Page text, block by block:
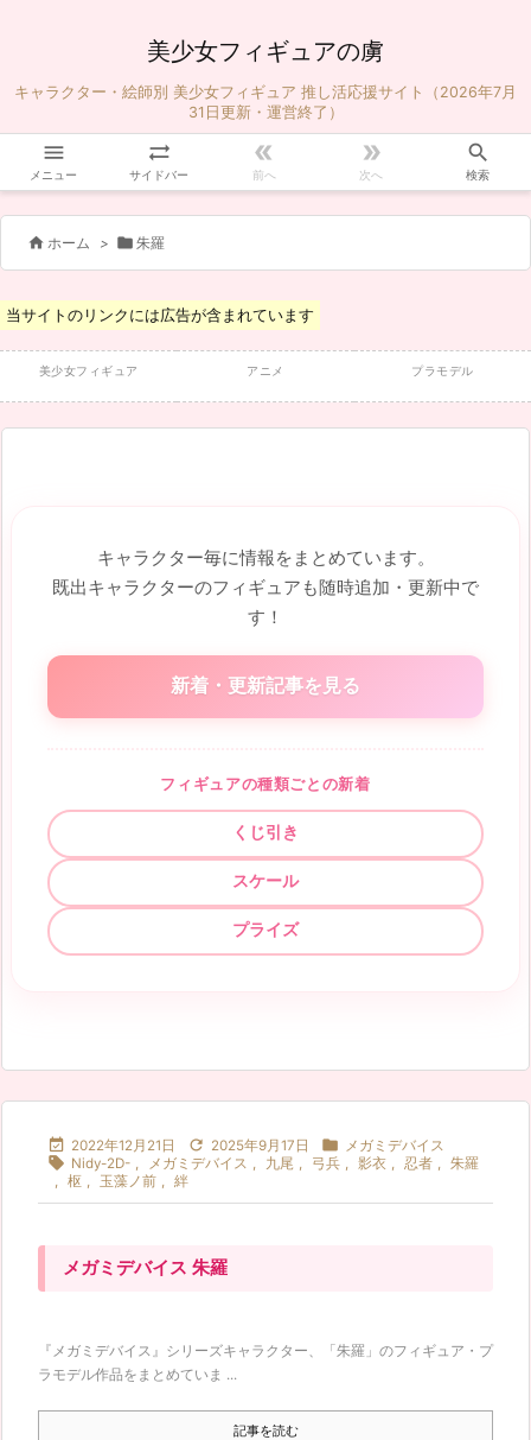
美少女フィギュアの虜
キャラクター・絵師別 美少女フィギュア 推し活応援サイト（2026年7月
31日更新・運営終了）

メニュー

サイドバー

前へ

次へ

検索
 ホーム >  朱羅
当サイトのリンクには広告が含まれています
美少女フィギュア アニメ プラモデル
キャラクター毎に情報をまとめています。
既出キャラクターのフィギュアも随時追加・更新中で
す！
新着・更新記事を見る
フィギュアの種類ごとの新着
くじ引き
スケール
プライズ
 2022年12月21日  2025年9月17日  メガミデバイス
 Nidy-2D- , メガミデバイス , 九尾 , 弓兵 , 影衣 , 忍者 , 朱羅
, 枢 , 玉藻ノ前 , 絆
メガミデバイス 朱羅
『メガミデバイス』シリーズキャラクター、「朱羅」のフィギュア・プ
ラモデル作品をまとめていま ...
記事を読む